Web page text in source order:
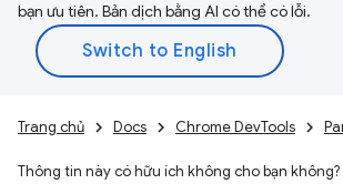
bạn ưu tiên. Bản dịch bằng AI có thể có lỗi.
Trang chủ Docs Chrome DevTools
Thông tin này có hữu ích không cho bạn không?